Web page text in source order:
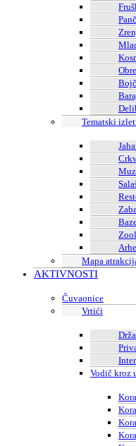
Tematski
Mapa
AKTIVNOSTI
Čuvaonice
Vrtići
Vodič kroz